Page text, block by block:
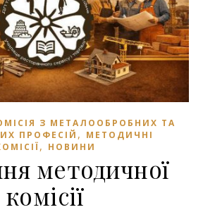
З МЕТАЛООБРОБНИХ ТА
ПРОФЕСІЙ , МЕТОДИЧНІ
, НОВИНИ
методичної
комісії